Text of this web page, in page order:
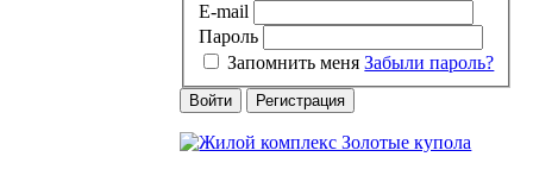
E-mail
Пароль
Запомнить меня Забыли пароль?
Войти Регистрация